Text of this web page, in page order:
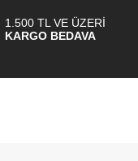
1.500 TL VE ÜZERİ
KARGO BEDAVA